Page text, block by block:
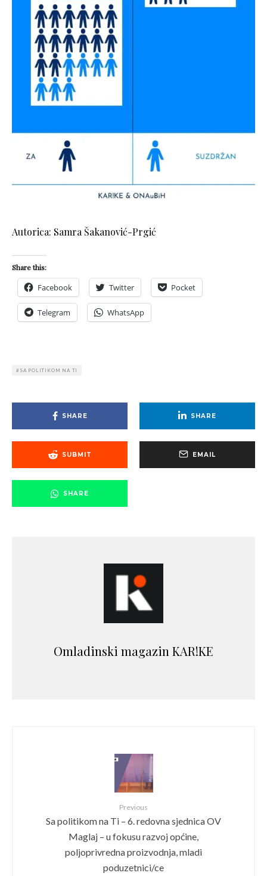
Autorica: Samra Šakanović-Prgić
Share this:
Facebook Twitter Pocket
Telegram WhatsApp
SA POLITIKOM NA TI
SHARE SHARE
SUBMIT EMAIL
SHARE
Omladinski magazin KAR!KE
Previous
Sa politikom na Ti – 6. redovna sjednica OV
Maglaj – u fokusu razvoj općine,
poljoprivredna proizvodnja, mladi
poduzetnici/ce